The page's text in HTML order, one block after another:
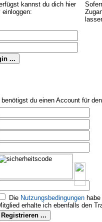
kannst du dich hier
einloggen:
du einen Account für
Die Nutzungs­bedingungenhabe
erhalte ich ebenfalls den